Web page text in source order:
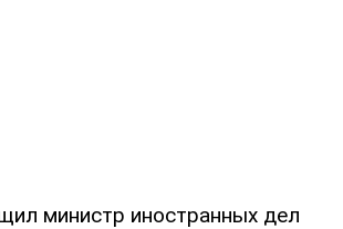
министр иностранных дел